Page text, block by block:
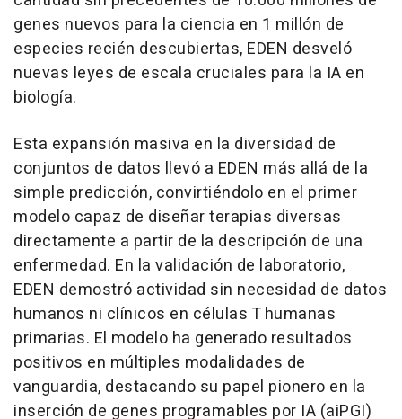
genes nuevos para la ciencia en 1 millón de
especies recién descubiertas, EDEN desveló
nuevas leyes de escala cruciales para la IA en
biología.
Esta expansión masiva en la diversidad de
conjuntos de datos llevó a EDEN más allá de la
simple predicción, convirtiéndolo en el primer
modelo capaz de diseñar terapias diversas
directamente a partir de la descripción de una
enfermedad. En la validación de laboratorio,
EDEN demostró actividad sin necesidad de datos
humanos ni clínicos en células T humanas
primarias. El modelo ha generado resultados
positivos en múltiples modalidades de
vanguardia, destacando su papel pionero en la
inserción de genes programables por IA (aiPGI)